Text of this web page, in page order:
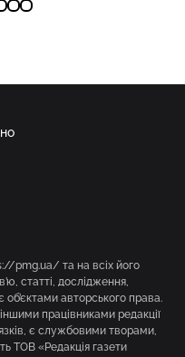
pmg.ua/ та на всіх його
статті, дослідження,
об’єктами авторського права.
працівниками редакції
є службовими творами,
ТОВ «Редакція газети